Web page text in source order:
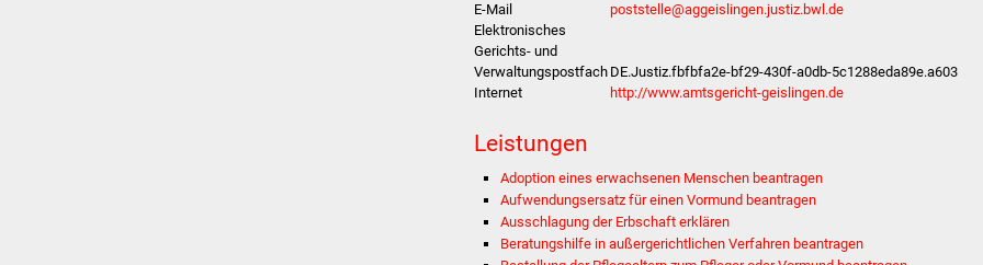
E-Mail
poststelle@aggeislingen.justiz.bwl.de
Elektronisches
Gerichts- und
Verwaltungspostfach DE.Justiz.fbfbfa2e-bf29-430f-a0db-5c1288eda89e.a603
Internet
http://www.amtsgericht-geislingen.de
Leistungen
Adoption eines erwachsenen Menschen beantragen
Aufwendungsersatz für einen Vormund beantragen
Ausschlagung der Erbschaft erklären
Beratungshilfe in außergerichtlichen Verfahren beantragen